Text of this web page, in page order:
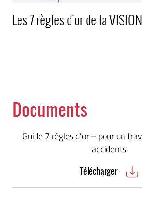
Les 7 règles d'or de la
Documents
Guide 7 règles d’or – pour un
accidents
Télécharger